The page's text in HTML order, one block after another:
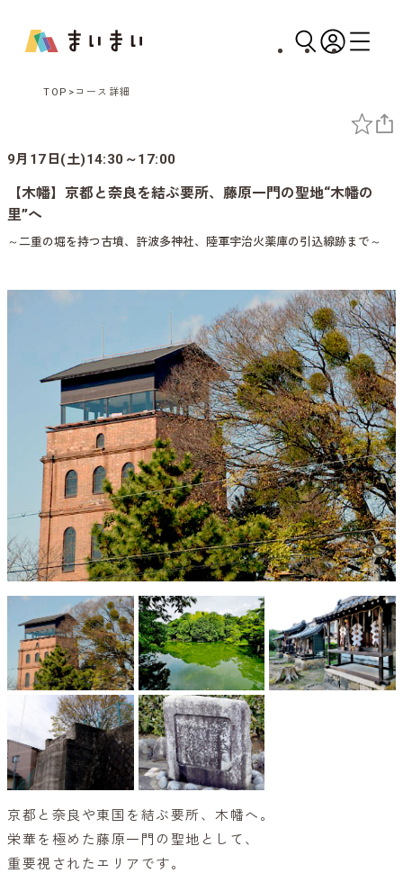
TOP コース詳細
9月17日(土)14:30～17:00
【木幡】京都と奈良を結ぶ要所、藤原一門の聖地“木幡の
里”へ
～二重の堀を持つ古墳、許波多神社、陸軍宇治火薬庫の引込線跡まで～
京都と奈良や東国を結ぶ要所、木幡へ。
栄華を極めた藤原一門の聖地として、
重要視されたエリアです。